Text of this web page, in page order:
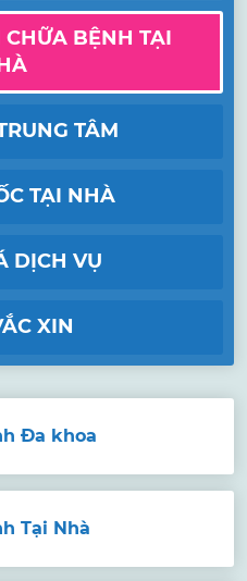
BỆNH TẠI
TÂM
TẠI NHÀ
DỊCH VỤ
XIN
Đa khoa
Tại Nhà